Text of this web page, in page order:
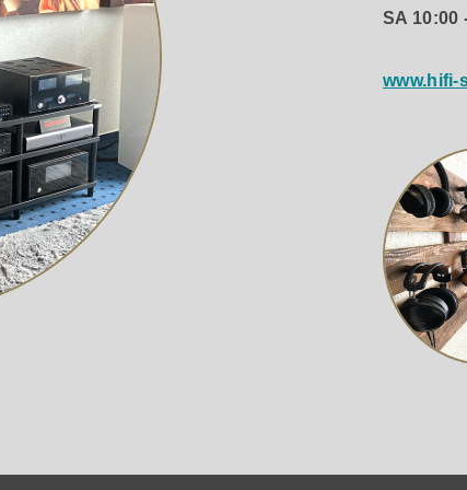
üblich, basiert der 7000A auf der natürlichen
den Erkenntnissen des 9000A. Er nutzt die 32-Bit-
der 7000A einen Post-DAC-?lter, der auf einer Class-
niedriges Rauschen und einen hohen
zu einer exzellenten Systemwahl für Abonnenten
SA 10:00
www.hifi-